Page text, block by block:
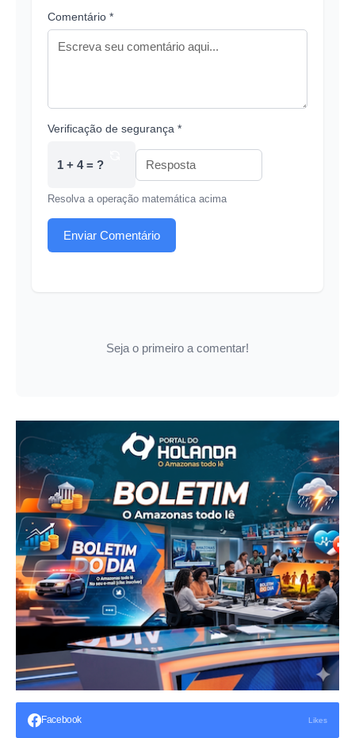
Comentário *
Verificação de segurança *
1 + 4 = ?
Resolva a operação matemática acima
Enviar Comentário
Seja o primeiro a comentar!
Facebook Likes